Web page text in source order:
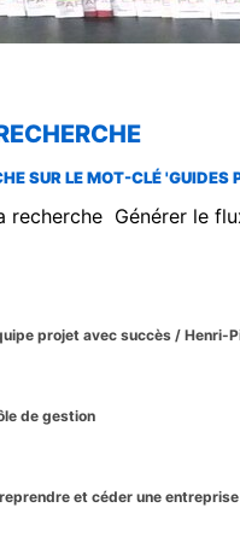
SUR LE MOT-CLÉ 'GUIDES
recherche Générer le
projet avec succès/ Henri-
de gestion
et céder une entreprise